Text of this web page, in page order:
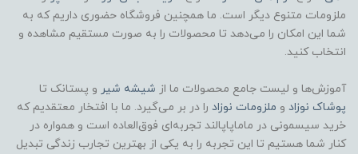
ملزومات متنوع دیگر است. ما همچنین فروشگاه حضوری داریم که به
شما این امکان را می‌دهد تا محصولات را به صورت مستقیم مشاهده و
انتخاب کنید.
آموزش‌ها و لیست جامع محصولات ما از شیشه شیر و پستانک تا
پوشاک نوزاد و ملزومات نوزاد را در بر می‌گیرد. ما با افتخار معتقدیم که
خرید سیسمونی در ماماپاپالند تجربه‌ای فوق‌العاده است و همواره در
کنار شما هستیم تا این تجربه را به یکی از بهترین تجارب زندگی تبدیل